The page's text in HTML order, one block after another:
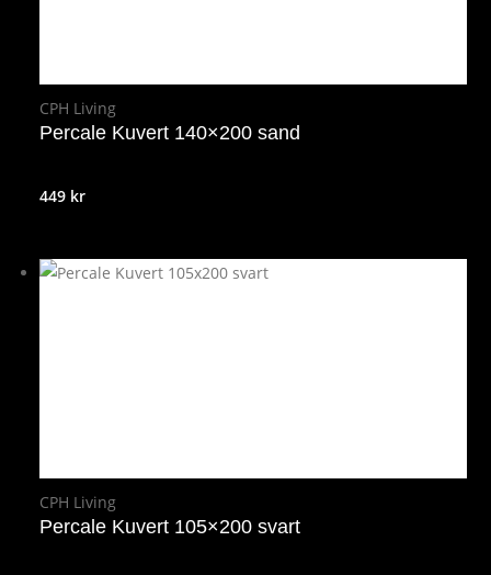
CPH Living
Percale Kuvert 140×200 sand
449 kr
CPH Living
Percale Kuvert 105×200 svart